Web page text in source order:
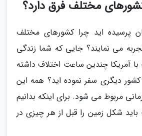
مختلف فرق دارد؟
پرسیده اید چرا کشورهای مختلف
می نمایند؟ جایی که شما زندگی
آمریکا چندین ساعت اختلاف داشته
دیگری سفر نموده اید؟ همه این
مربوط می شود. برای اینکه بدانیم
شکل زمین را قبل از هر چیزی در